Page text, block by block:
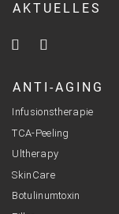
AKTUELLES
ANTI-AGING
Infusionstherapie
TCA-Peeling
Ultherapy
SkinCare
Botulinumtoxin